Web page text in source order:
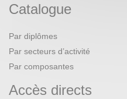
Catalogue
Par diplômes
Par secteurs d’activité
Par composantes
Accès directs